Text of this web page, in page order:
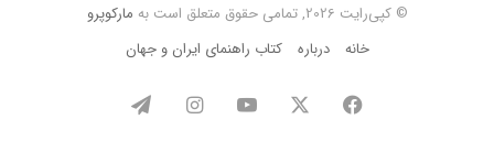
© کپی‌رایت 2026, تمامی حقوق متعلق است به
مارکوپرو
خانه
درباره کتاب راهنمای ایران و جهان
فیس
یوتیوب اینستاگرام